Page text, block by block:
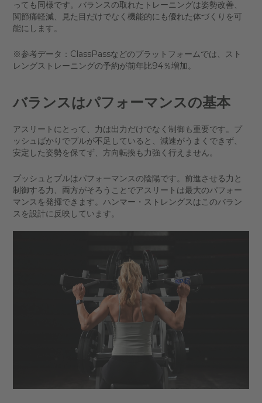
っても同様です。バランスの取れたトレーニングは姿勢改善、
関節痛軽減、見た目だけでなく機能的にも優れた体づくりを可
能にします。
※参考データ：ClassPassなどのプラットフォームでは、スト
レングストレーニングの予約が前年比94％増加。
バランスはパフォーマンスの基本
アスリートにとって、力は出力だけでなく制御も重要です。プ
ッシュばかりでプルが不足していると、減速がうまくできず、
安定した姿勢を保てず、方向転換も力強く行えません。
プッシュとプルはパフォーマンスの陰陽です。前進させる力と
制御する力、両方がそろうことでアスリートは最大のパフォー
マンスを発揮できます。ハンマー・ストレングスはこのバラン
スを設計に反映しています。